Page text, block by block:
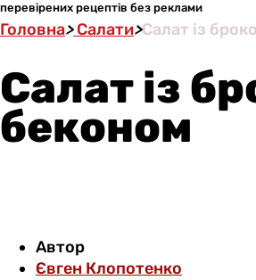
перевірених рецептів без реклами
Головна>Салати>Салат із
Салат із
беконом
Автор
Євген Клопотенко